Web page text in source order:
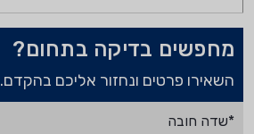
מחפשים בדיקה בתחום?
השאירו פרטים ונחזור אליכם בהקדם.
*שדה חובה